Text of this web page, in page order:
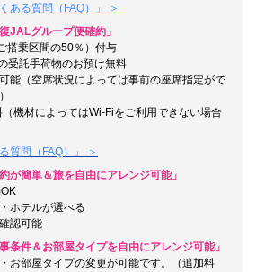
ある質問（FAQ）」 ＞
JALグループ便確約」
搭乗区間の50％）付与
受託手荷物のお預け無料
能（空席状況によっては事前の座席指定がで
（機材によってはWi-Fiをご利用できない場合
質問（FAQ）」 ＞
が簡単＆旅を自由にアレンジ可能」
ホテルが選べる
認可能
条件＆お部屋タイプを自由にアレンジ可能」
お部屋タイプの変更が可能です。（追加料